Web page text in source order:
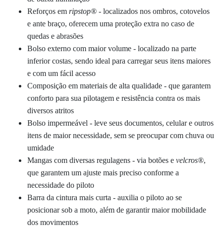
Reforços em ripstop® - localizados nos ombros, cotovelos
e ante braço, oferecem uma proteção extra no caso de
quedas e abrasões
Bolso externo com maior volume - localizado na parte
inferior costas, sendo ideal para carregar seus itens maiores
e com um fácil acesso
Composição em materiais de alta qualidade - que garantem
conforto para sua pilotagem e resistência contra os mais
diversos atritos
Bolso impermeável - leve seus documentos, celular e outros
itens de maior necessidade, sem se preocupar com chuva ou
umidade
Mangas com diversas regulagens - via botões e velcros®,
que garantem um ajuste mais preciso conforme a
necessidade do piloto
Barra da cintura mais curta - auxilia o piloto ao se
posicionar sob a moto, além de garantir maior mobilidade
dos movimentos